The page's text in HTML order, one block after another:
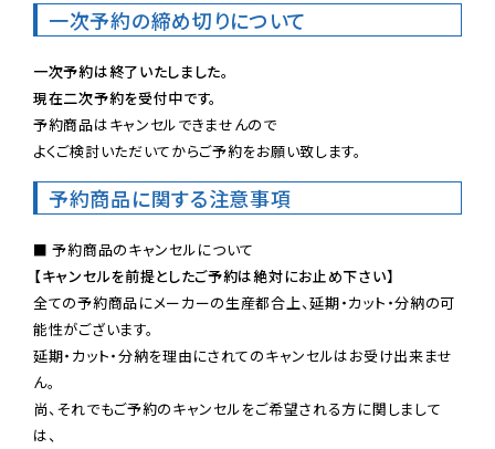
一次予約の締め切りについて
一次予約は終了いたしました。
現在二次予約を受付中です。
予約商品はキャンセルできませんので
よくご検討いただいてからご予約をお願い致します。
予約商品に関する注意事項
【キャンセルを前提としたご予約は絶対にお止め下さい】
全ての予約商品にメーカーの生産都合上、延期・カット・分納の可
能性がございます。
延期・カット・分納を理由にされてのキャンセルはお受け出来ませ
ん。
尚、それでもご予約のキャンセルをご希望される方に関しまして
は、